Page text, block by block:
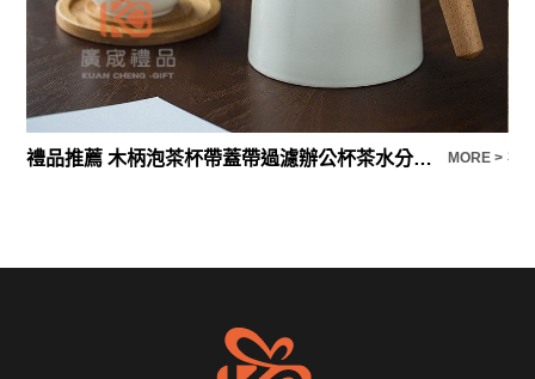
禮品推薦 木柄泡茶杯帶蓋帶過濾辦公杯茶水分離會議杯 MORE > 禮